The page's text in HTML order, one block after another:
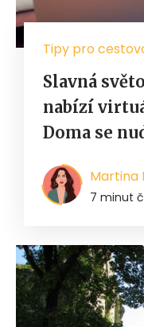
Tipy pro
Slavná
nabízí
Doma se
Martina
7 minut